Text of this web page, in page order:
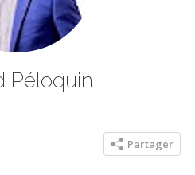
Péloquin
Partager